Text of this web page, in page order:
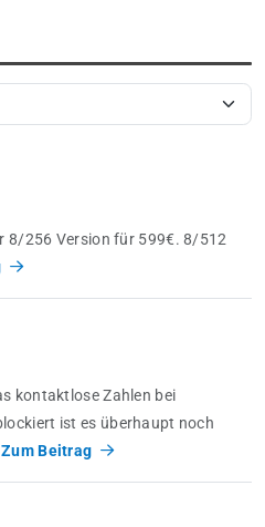
8/256 Version für 599€. 8/512
kontaktlose Zahlen bei
ist es überhaupt noch
Zum Beitrag